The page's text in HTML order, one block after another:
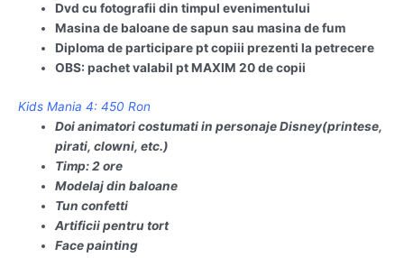
Dvd cu fotografii din timpul evenimentului
Masina de baloane de sapun sau masina de fum
Diploma de participare pt copiii prezenti la petrecere
OBS: pachet valabil pt MAXIM 20 de copii
Kids Mania 4: 450 Ron
Doi animatori costumati in personaje Disney(printese,
pirati, clowni, etc.)
Timp: 2 ore
Modelaj din baloane
Tun confetti
Artificii pentru tort
Face painting